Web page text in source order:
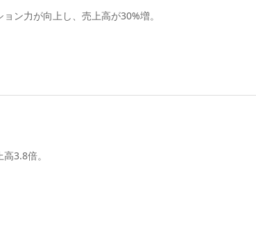
ン力が向上し、売上高が30%増。
3.8倍。